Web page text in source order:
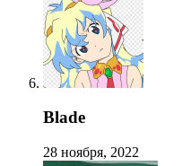
Blade
28 ноября, 2022